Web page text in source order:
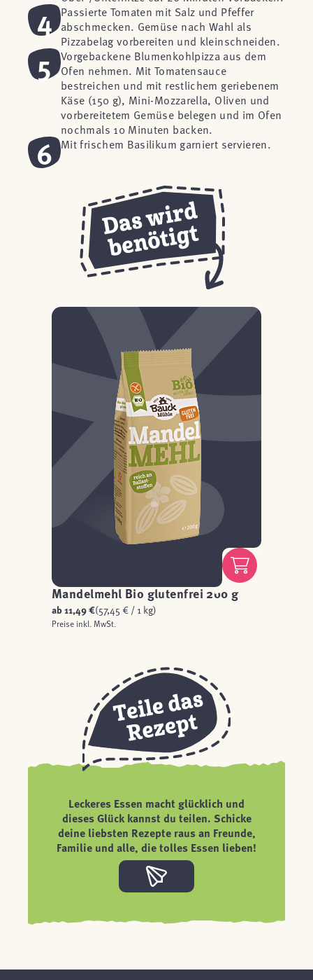
Mandelmehl Bio glutenfrei 200 g
ab11,49 €(57,45 € / 1 kg)
Preise inkl. MwSt.
Leckeres Essen macht glücklich und
dieses Glück kannst du teilen. Schicke
deine liebsten Rezepte raus an Freunde,
Familie und alle, die tolles Essen lieben!
4
Passierte Tomaten mit Salz und Pfeffer
abschmecken. Gemüse nach Wahl als
Pizzabelag vorbereiten und kleinschneiden.
5
Vorgebackene Blumenkohlpizza aus dem
Ofen nehmen. Mit Tomatensauce
bestreichen und mit restlichem geriebenem
Käse (150 g), Mini-Mozzarella, Oliven und
vorbereitetem Gemüse belegen und im Ofen
nochmals 10 Minuten backen.
6 Mit frischem Basilikum garniert servieren.